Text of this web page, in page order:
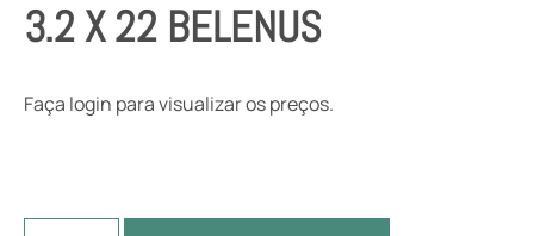
3.2 X 22 BELENUS
Faça login para visualizar os preços.